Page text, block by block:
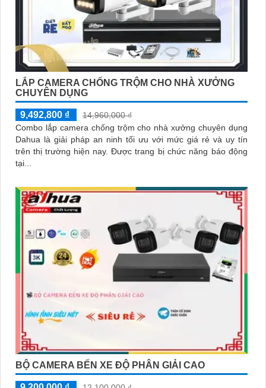
LẮP CAMERA CHỐNG TRỘM CHO NHÀ XƯỞNG
CHUYÊN DỤNG
9,492,800 ₫
14,960,000 ₫
Combo lắp camera chống trộm cho nhà xưởng chuyên dụng
Dahua là giải pháp an ninh tối ưu với mức giá rẻ và uy tín
trên thị trường hiện nay. Được trang bị chức năng báo động
tại...
BỘ CAMERA BẾN XE ĐỘ PHÂN GIẢI CAO